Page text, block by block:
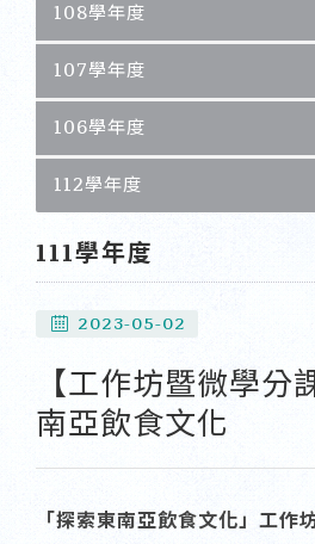
108學年度
107學年度
106學年度
112學年度
111學年度
2023-05-02
【工作坊暨微學分
南亞飲食文化
「探索東南亞飲食文化」工作